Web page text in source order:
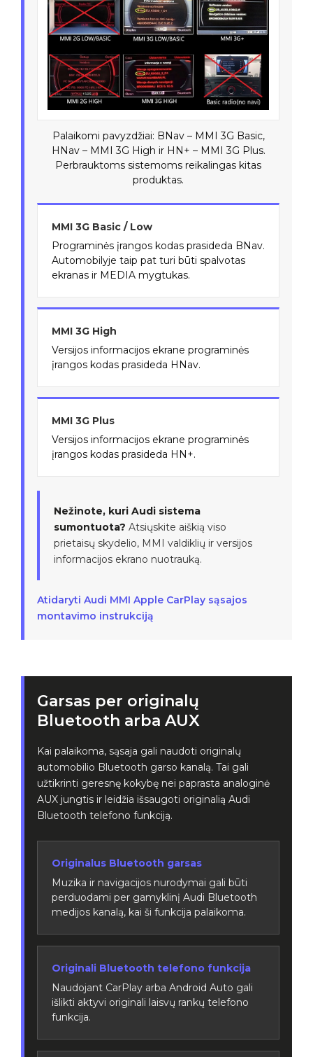
Palaikomi pavyzdžiai: BNav – MMI 3G Basic,
HNav – MMI 3G High ir HN+ – MMI 3G Plus.
Perbrauktoms sistemoms reikalingas kitas
produktas.
MMI 3G Basic / Low
Programinės įrangos kodas prasideda BNav.
Automobilyje taip pat turi būti spalvotas
ekranas ir MEDIA mygtukas.
MMI 3G High
Versijos informacijos ekrane programinės
įrangos kodas prasideda HNav.
MMI 3G Plus
Versijos informacijos ekrane programinės
įrangos kodas prasideda HN+.
Nežinote, kuri Audi sistema
sumontuota? Atsiųskite aiškią viso
prietaisų skydelio, MMI valdiklių ir versijos
informacijos ekrano nuotrauką.
Atidaryti Audi MMI Apple CarPlay sąsajos
montavimo instrukciją
Garsas per originalų
Bluetooth arba AUX
Kai palaikoma, sąsaja gali naudoti originalų
automobilio Bluetooth garso kanalą. Tai gali
užtikrinti geresnę kokybę nei paprasta analoginė
AUX jungtis ir leidžia išsaugoti originalią Audi
Bluetooth telefono funkciją.
Originalus Bluetooth garsas
Muzika ir navigacijos nurodymai gali būti
perduodami per gamyklinį Audi Bluetooth
medijos kanalą, kai ši funkcija palaikoma.
Originali Bluetooth telefono funkcija
Naudojant CarPlay arba Android Auto gali
išlikti aktyvi originali laisvų rankų telefono
funkcija.